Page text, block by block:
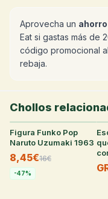
Aprovecha un
Eat si gastas más de
código promocional
rebaja.
Chollos
22
Figura Funko Pop
Naruto Uzumaki 1963
8,45€16€
-47%